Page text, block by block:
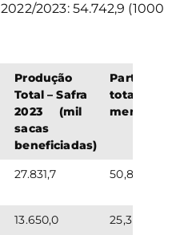
2023: 54.742,9 (1000
Produção
Total – Safra
2023
(mil
sacas
beneficiadas)
total no
mercado
27.831,7 50,8 %
13.650,0 25,3 %